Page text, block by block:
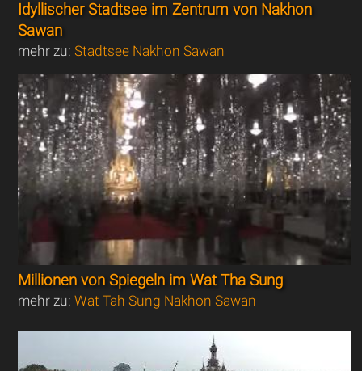
Idyllischer Stadtsee im Zentrum von Nakhon
Sawan
mehr zu:Stadtsee Nakhon Sawan
Millionen von Spiegeln im Wat Tha Sung
mehr zu:Wat Tah Sung Nakhon Sawan